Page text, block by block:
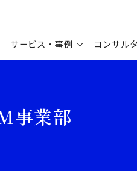
サービス・事例 コンサル
サルティング事例
らせ事業部